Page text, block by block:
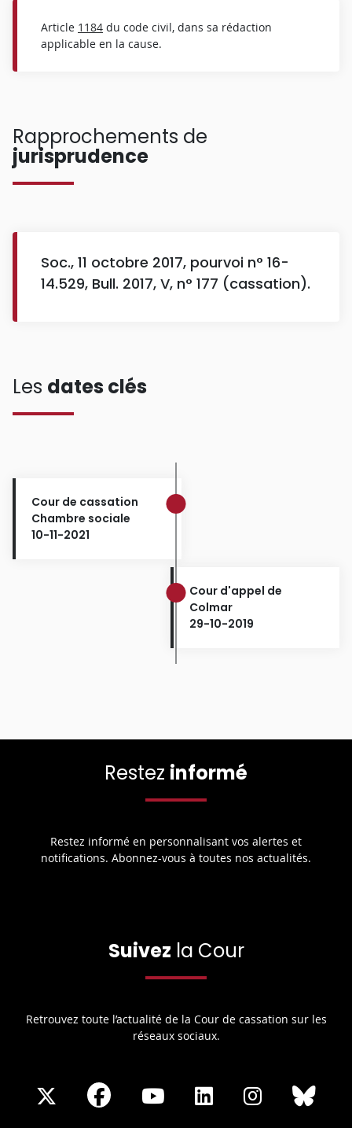
Article 1184 du code civil, dans sa rédaction
applicable en la cause.
Rapprochements de
jurisprudence
Soc., 11 octobre 2017, pourvoi n° 16-
14.529, Bull. 2017, V, n° 177 (cassation).
Les dates clés
Cour de cassation
Chambre sociale
10-11-2021
Cour d'appel de
Colmar
29-10-2019
Restez informé
Restez informé en personnalisant vos alertes et
notifications. Abonnez-vous à toutes nos actualités.
Suivez la Cour
Retrouvez toute l’actualité de la Cour de cassation sur les
réseaux sociaux.
ShareShare
Share
Share
Share